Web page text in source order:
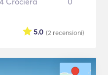
(2 recensioni)
5.0